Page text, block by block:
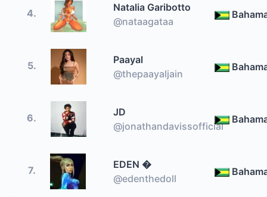
4.
Natalia Garibotto
@nataagataa
5.
Paayal
@thepaayaljain
6.
JD
@jonathandavissofficial
7.
EDEN �
@edenthedoll